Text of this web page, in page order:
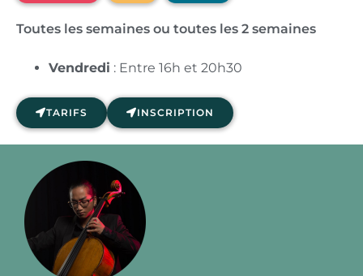
Toutes les semaines ou toutes les 2 semaines
Vendredi : Entre 16h et 20h30
TARIFS INSCRIPTION